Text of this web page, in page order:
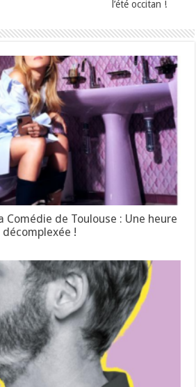
l’été occitan !
Comédie de Toulouse : Une heure
décomplexée !